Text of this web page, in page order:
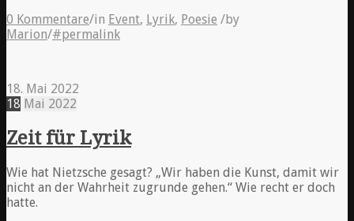
0 Kommentare/in Event, Lyrik, Poesie /by
Marion/#permalink
18. Mai 2022
18 Mai 2022
Zeit für Lyrik
Wie hat Nietzsche gesagt? „Wir haben die Kunst, damit wir
nicht an der Wahrheit zugrunde gehen.“ Wie recht er doch
hatte.